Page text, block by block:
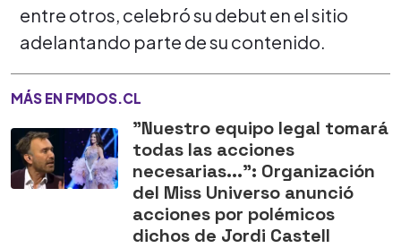
entre otros, celebró su debut en el sitio
adelantando parte de su contenido.
MÁS EN FMDOS.CL
"Nuestro equipo legal tomará
todas las acciones
necesarias...": Organización
del Miss Universo anunció
acciones por polémicos
dichos de Jordi Castell